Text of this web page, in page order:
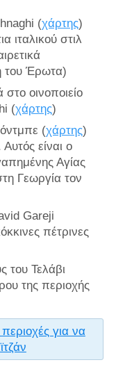
(χάρτης)
ιταλικού στιλ
του Έρωτα)
οινοποιείο
(χάρτης)
(χάρτης)
είναι ο
Αγίας
Γεωργία τον
Gareji
πέτρινες
του Τελάβι
της περιοχής
για να